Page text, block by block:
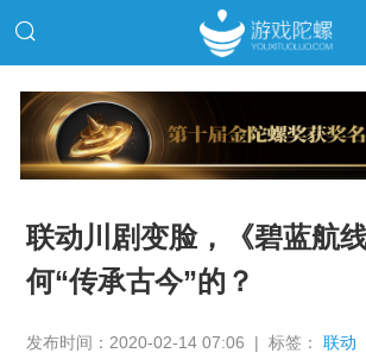
联动川剧变脸，《碧蓝航
何“传承古今”的？
发布时间：2020-02-14 07:06 | 标签：联动